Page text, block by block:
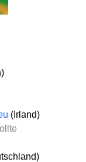
(Irland)